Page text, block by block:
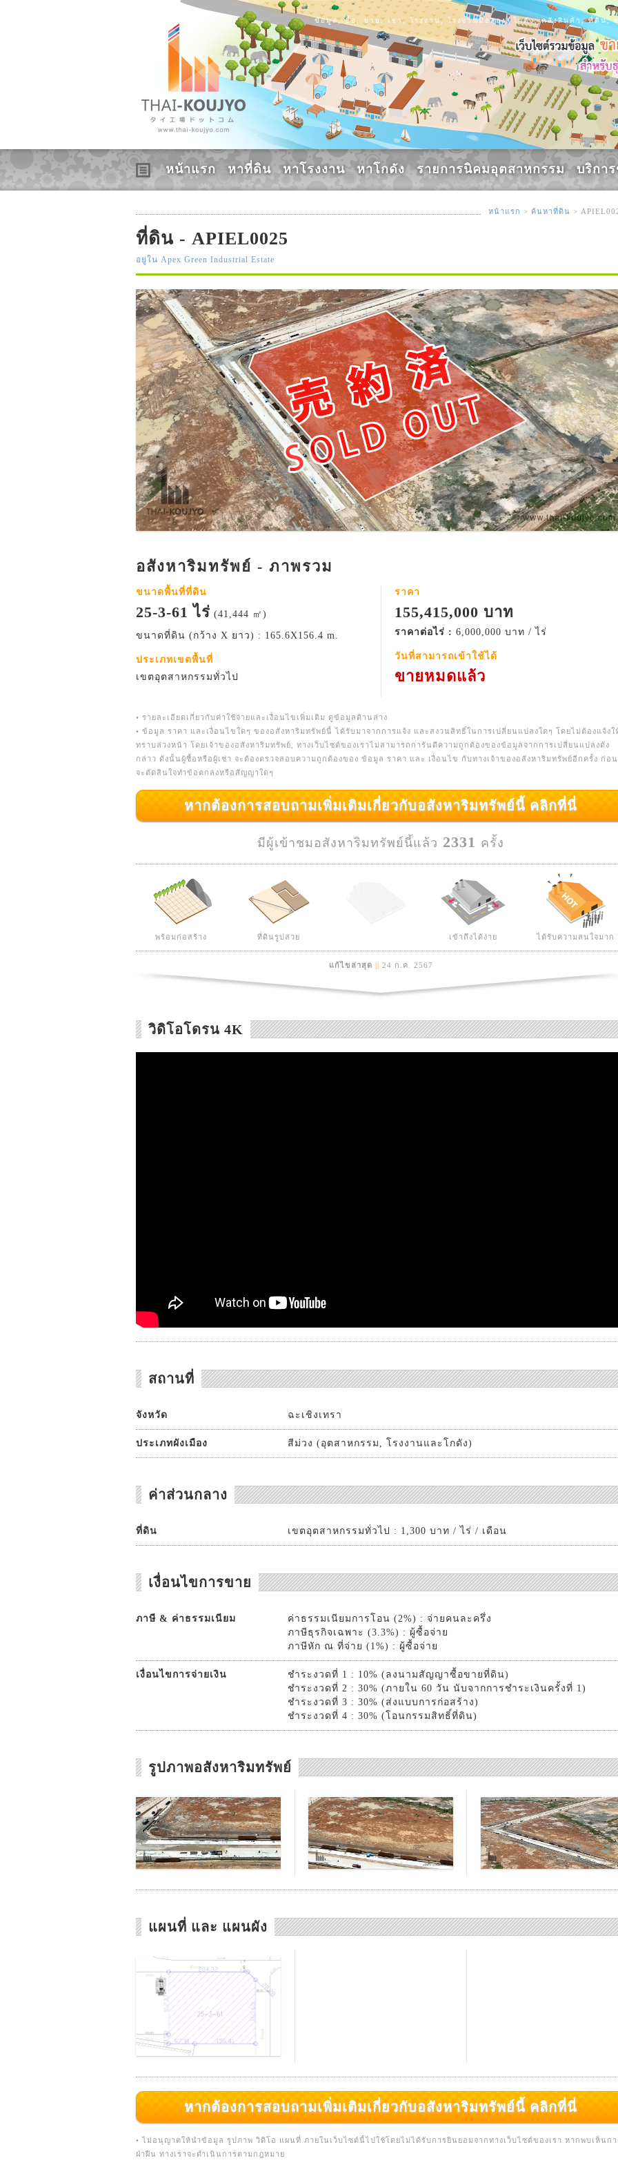
ข้อมูล, ซื้อ, ขาย, เช่า, โรงงาน, โรงงานมือสอง, โกดัง, คลังสินค้า, ที่ดิน,
หน้าแรก หาที่ดิน หาโรงงาน หาโกดัง รายการนิคมอุตสาหกรรม บริการ
หน้าแรก > ค้นหาที่ดิน >
ที่ดิน - APIEL0025
อยู่ใน Apex Green Industrial Estate
อสังหาริมทรัพย์ - ภาพรวม
ขนาดพื้นที่ที่ดิน
25-3-61 ไร่ (41,444 ㎡)
ขนาดที่ดิน (กว้าง X ยาว) : 165.6X156.4 m.
ประเภทเขตพื้นที่
เขตอุตสาหกรรมทั่วไป
ราคา
155,415,000 บาท
ราคาต่อไร่ : 6,000,000 บาท / ไร่
วันที่สามารถเข้าใช้ได้
ขายหมดแล้ว
• รายละเอียดเกี่ยวกับค่าใช้จ่ายและเงื่อนไขเพิ่มเติม ดูข้อมูลด้านล่าง
• ข้อมูล ราคา และเงื่อนไขใดๆ ของอสังหาริมทรัพย์นี้ ได้รับมาจากการแจ้ง และสงวนสิทธิ์ในการเปลี่ยนแปลงใดๆ โดยไม่ต้องแจ้งใ
ทราบล่วงหน้า โดยเจ้าของอสังหาริมทรัพย์, ทางเว็บไซต์ของเราไม่สามารถการันตีความถูกต้องของข้อมูลจากการเปลี่ยนแปลงดัง
กล่าว ดังนั้นผู้ซื้อหรือผู้เช่า จะต้องตรวจสอบความถูกต้องของ ข้อมูล ราคา และ เงื่อนไข กับทางเจ้าของอสังหาริมทรัพย์อีกครั้ง ก่อ
จะตัดสินใจทำข้อตกลงหรือสัญญาใดๆ
หากต้องการสอบถามเพิ่มเติมเกี่ยวกับอสังหาริมทรัพย์นี้ คลิกที่นี่
มีผู้เข้าชมอสังหาริมทรัพย์นี้แล้ว 2331 ครั้ง
พร้อมก่อสร้าง ที่ดินรูปสวย เข้าถึงได้ง่าย ได้รับความสนใจมาก
แก้ไขล่าสุด || 24 ก.ค. 2567
วิดิโอโดรน 4K
สถานที่
จังหวัด ฉะเชิงเทรา
ประเภทผังเมือง สีม่วง (อุตสาหกรรม, โรงงานและโกดัง)
ค่าส่วนกลาง
ที่ดิน เขตอุตสาหกรรมทั่วไป : 1,300 บาท / ไร่ / เดือน
เงื่อนไขการขาย
ภาษี & ค่าธรรมเนียม
ค่าธรรมเนียมการโอน (2%) : จ่ายคนละครึ่ง
ภาษีธุรกิจเฉพาะ (3.3%) : ผู้ซื้อจ่าย
ภาษีหัก ณ ที่จ่าย (1%) : ผู้ซื้อจ่าย
เงื่อนไขการจ่ายเงิน
ชำระงวดที่ 1 : 10% (ลงนามสัญญาซื้อขายที่ดิน)
ชำระงวดที่ 2 : 30% (ภายใน 60 วัน นับจากการชำระเงินครั้งที่ 1)
ชำระงวดที่ 3 : 30% (ส่งแบบการก่อสร้าง)
ชำระงวดที่ 4 : 30% (โอนกรรมสิทธิ์ที่ดิน)
รูปภาพอสังหาริมทรัพย์
แผนที่ และ แผนผัง
หากต้องการสอบถามเพิ่มเติมเกี่ยวกับอสังหาริมทรัพย์นี้ คลิกที่นี่
• ไม่อนุญาตให้นำข้อมูล รูปภาพ วิดิโอ แผนที่ ภายในเว็บไซต์นี้ไปใช้โดยไม่ได้รับการยินยอมจากทางเว็บไซต์ของเรา หากพบเห็นก
ฝ่าฝืน ทางเราจะดำเนินการตามกฎหมาย